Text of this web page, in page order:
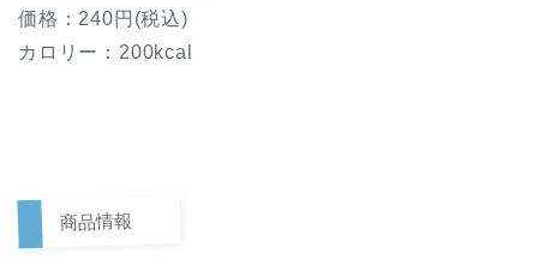
価格：240円(税込)
カロリー：200kcal
商品情報